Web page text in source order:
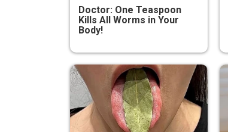
Doctor: One Teaspoon
Kills All Worms in Your
Body!